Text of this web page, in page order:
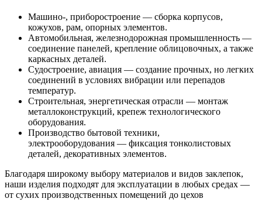
Машино-, приборостроение — сборка корпусов,
кожухов, рам, опорных элементов.
Автомобильная, железнодорожная промышленность —
соединение панелей, крепление облицовочных, а также
каркасных деталей.
Судостроение, авиация — создание прочных, но легких
соединений в условиях вибрации или перепадов
температур.
Строительная, энергетическая отрасли — монтаж
металлоконструкций, крепеж технологического
оборудования.
Производство бытовой техники,
электрооборудования — фиксация тонколистовых
деталей, декоративных элементов.
Благодаря широкому выбору материалов и видов заклепок,
наши изделия подходят для эксплуатации в любых средах —
от сухих производственных помещений до цехов